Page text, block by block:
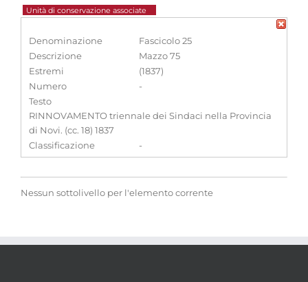
Unità di conservazione associate
Denominazione
Fascicolo 25
Descrizione
Mazzo 75
Estremi
(1837)
Numero
-
Testo
RINNOVAMENTO triennale dei Sindaci nella Provincia
di Novi. (cc. 18) 1837
Classificazione
-
Nessun sottolivello per l'elemento corrente